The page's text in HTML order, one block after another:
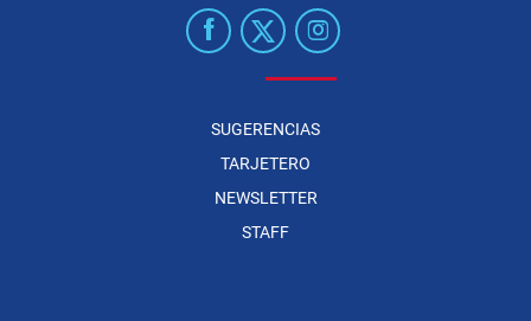
SUGERENCIAS
TARJETERO
NEWSLETTER
STAFF